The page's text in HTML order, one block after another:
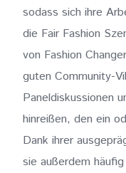
sodass sich ihre
die Fair Fashion
von Fashion
guten Community-
Paneldiskussionen
hinreißen, den ein
Dank ihrer
sie außerdem